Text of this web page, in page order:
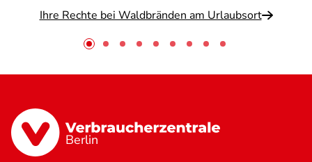
Ihre Rechte bei Waldbränden am Urlaubsort
Berlin